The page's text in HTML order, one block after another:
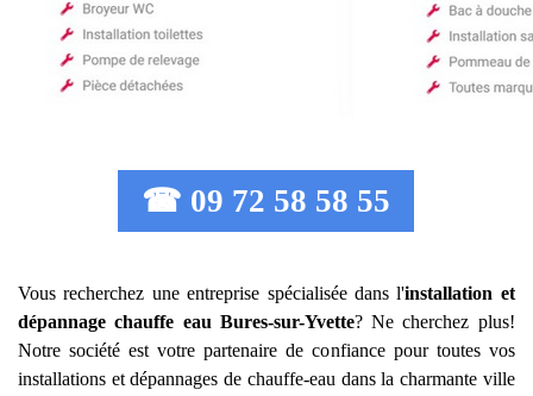
☎ 09 72 58 58 55
Vous recherchez une entreprise spécialisée dans l'installation et
dépannage chauffe eau Bures-sur-Yvette? Ne cherchez plus!
Notre société est votre partenaire de confiance pour toutes vos
installations et dépannages de chauffe-eau dans la charmante ville